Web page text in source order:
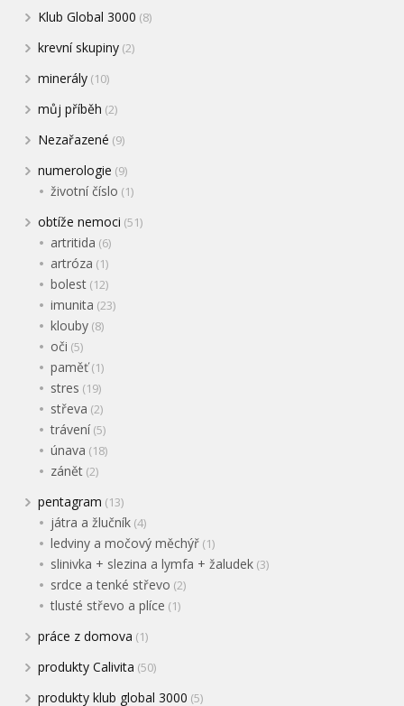
Klub Global 3000 (8)
krevní skupiny (2)
minerály (10)
můj příběh (2)
Nezařazené (9)
numerologie (9)
životní číslo (1)
obtíže nemoci (51)
artritida (6)
artróza (1)
bolest (12)
imunita (23)
klouby (8)
oči (5)
paměť(1)
stres (19)
střeva (2)
trávení(5)
únava (18)
zánět (2)
pentagram (13)
játra a žlučník (4)
ledviny a močový měchýř (1)
slinivka + slezina a lymfa + žaludek (3)
srdce a tenké střevo (2)
tlusté střevo a plíce (1)
práce z domova (1)
produkty Calivita (50)
produkty klub global 3000 (5)